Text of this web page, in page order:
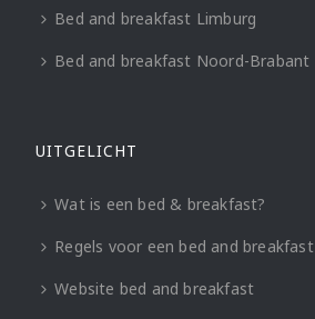
Bed and breakfast Limburg
Bed and breakfast Noord-Brabant
UITGELICHT
Wat is een bed & breakfast?
Regels voor een bed and breakfast
Website bed and breakfast